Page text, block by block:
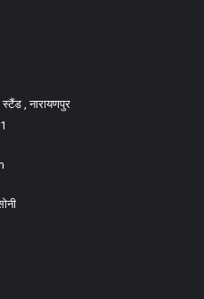
स्टैंड , नारायणपुर